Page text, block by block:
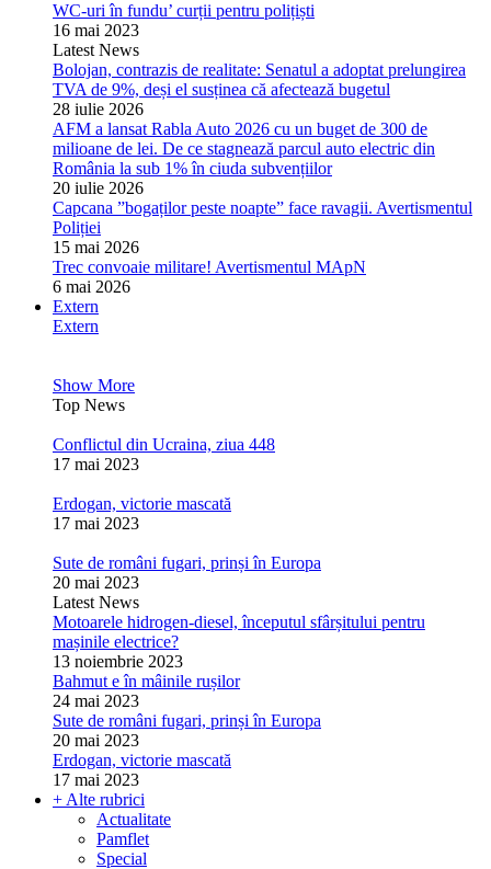
WC-uri în fundu’ curții pentru polițiști
16 mai 2023
Latest News
Bolojan, contrazis de realitate: Senatul a adoptat prelungirea
TVA de 9%, deși el susținea că afectează bugetul
28 iulie 2026
AFM a lansat Rabla Auto 2026 cu un buget de 300 de
milioane de lei. De ce stagnează parcul auto electric din
România la sub 1% în ciuda subvențiilor
20 iulie 2026
Capcana ”bogaților peste noapte” face ravagii. Avertismentul
Poliției
15 mai 2026
Trec convoaie militare! Avertismentul MApN
6 mai 2026
Extern
Extern
Show More
Top News
Conflictul din Ucraina, ziua 448
17 mai 2023
Erdogan, victorie mascată
17 mai 2023
Sute de români fugari, prinși în Europa
20 mai 2023
Latest News
Motoarele hidrogen-diesel, începutul sfârșitului pentru
mașinile electrice?
13 noiembrie 2023
Bahmut e în mâinile rușilor
24 mai 2023
Sute de români fugari, prinși în Europa
20 mai 2023
Erdogan, victorie mascată
17 mai 2023
+ Alte rubrici
Actualitate
Pamflet
Special